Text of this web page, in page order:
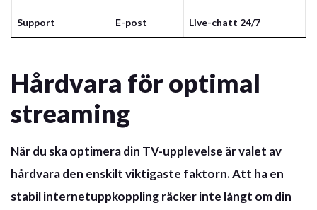
Support E-post Live-chatt 24/7
Hårdvara för optimal
streaming
När du ska optimera din TV-upplevelse är valet av
hårdvara den enskilt viktigaste faktorn. Att ha en
stabil internetuppkoppling räcker inte långt om din